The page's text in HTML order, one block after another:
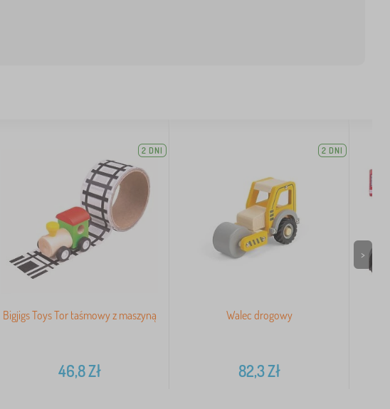
2 DNI
Bigjigs Toys Tor taśmowy z maszyną
46,8Zł
2 DNI
Walec drogowy
82,3Zł
>